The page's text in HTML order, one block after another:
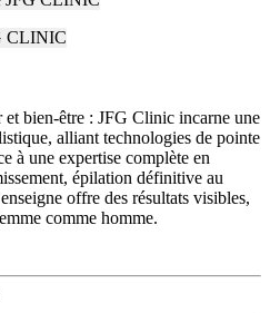
bien-être : JFG Clinic incarne une
alliant technologies de pointe
à une expertise complète en
épilation définitive au
offre des résultats visibles,
comme homme.